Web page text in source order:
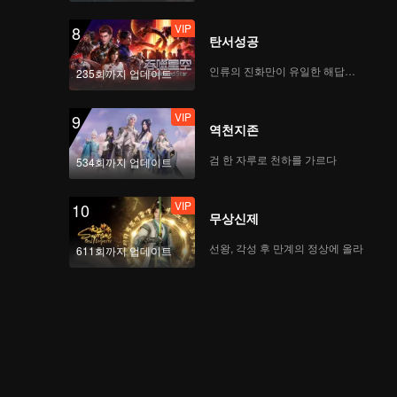
8
235회까지 업데이트
VIP
탄서성공
인류의 진화만이 유일한 해답이다
9
534회까지 업데이트
VIP
역천지존
검 한 자루로 천하를 가르다
10
611회까지 업데이트
VIP
무상신제
선왕, 각성 후 만계의 정상에 올라